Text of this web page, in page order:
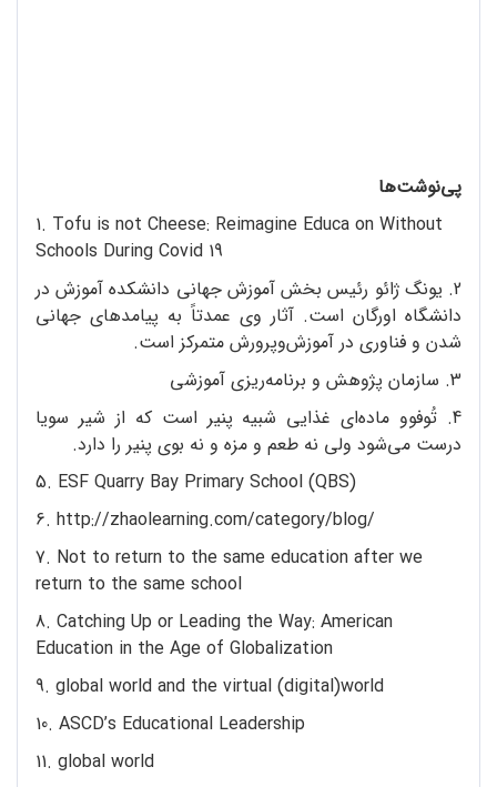
پینوشتها
1. Tofu is not Cheese: Reimagine Educa on Without
Schools During Covid 19
2. یونگ ژائو رئیس بخش آموزش جهانی دانشکده آموزش در
دانشگاه اورگان است. آثار وی عمدتاً به پیامدهای جهانی
شدن و فناوری در آموزش‌وپرورش متمرکز است.
3. سازمان پژوهش و برنامه‌ریزی آموزشی
4. تُوفوو ماده‌ای غذایی شبیه پنیر است که از شیر سویا
درست می‌شود ولی نه طعم و مزه و نه بوی پنیر را دارد.
5. ESF Quarry Bay Primary School (QBS)
6. http://zhaolearning.com/category/blog/
7. Not to return to the same education after we
return to the same school
8. Catching Up or Leading the Way: American
Education in the Age of Globalization
9. global world and the virtual (digital)world
10. ASCD’s Educational Leadership
11. global world